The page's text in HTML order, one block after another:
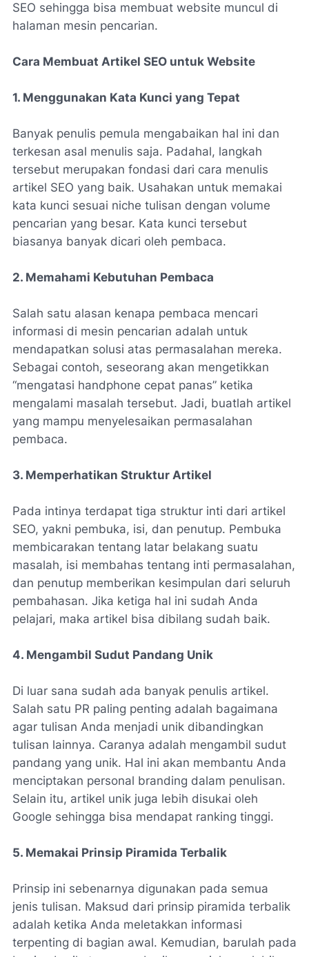
SEO sehingga bisa membuat website muncul di
halaman mesin pencarian.
Cara Membuat Artikel SEO untuk Website
1. Menggunakan Kata Kunci yang Tepat
Banyak penulis pemula mengabaikan hal ini dan
terkesan asal menulis saja. Padahal, langkah
tersebut merupakan fondasi dari cara menulis
artikel SEO yang baik. Usahakan untuk memakai
kata kunci sesuai niche tulisan dengan volume
pencarian yang besar. Kata kunci tersebut
biasanya banyak dicari oleh pembaca.
2. Memahami Kebutuhan Pembaca
Salah satu alasan kenapa pembaca mencari
informasi di mesin pencarian adalah untuk
mendapatkan solusi atas permasalahan mereka.
Sebagai contoh, seseorang akan mengetikkan
“mengatasi handphone cepat panas” ketika
mengalami masalah tersebut. Jadi, buatlah artikel
yang mampu menyelesaikan permasalahan
pembaca.
3. Memperhatikan Struktur Artikel
Pada intinya terdapat tiga struktur inti dari artikel
SEO, yakni pembuka, isi, dan penutup. Pembuka
membicarakan tentang latar belakang suatu
masalah, isi membahas tentang inti permasalahan,
dan penutup memberikan kesimpulan dari seluruh
pembahasan. Jika ketiga hal ini sudah Anda
pelajari, maka artikel bisa dibilang sudah baik.
4. Mengambil Sudut Pandang Unik
Di luar sana sudah ada banyak penulis artikel.
Salah satu PR paling penting adalah bagaimana
agar tulisan Anda menjadi unik dibandingkan
tulisan lainnya. Caranya adalah mengambil sudut
pandang yang unik. Hal ini akan membantu Anda
menciptakan personal branding dalam penulisan.
Selain itu, artikel unik juga lebih disukai oleh
Google sehingga bisa mendapat ranking tinggi.
5. Memakai Prinsip Piramida Terbalik
Prinsip ini sebenarnya digunakan pada semua
jenis tulisan. Maksud dari prinsip piramida terbalik
adalah ketika Anda meletakkan informasi
terpenting di bagian awal. Kemudian, barulah pada